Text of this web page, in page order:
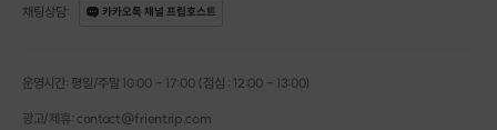
채팅상담: 카카오톡 채널 프립호스트
운영시간: 평일/주말 10:00 - 17:00 (점심 : 12:00 - 13:00)
광고/제휴: contact@frientrip.com